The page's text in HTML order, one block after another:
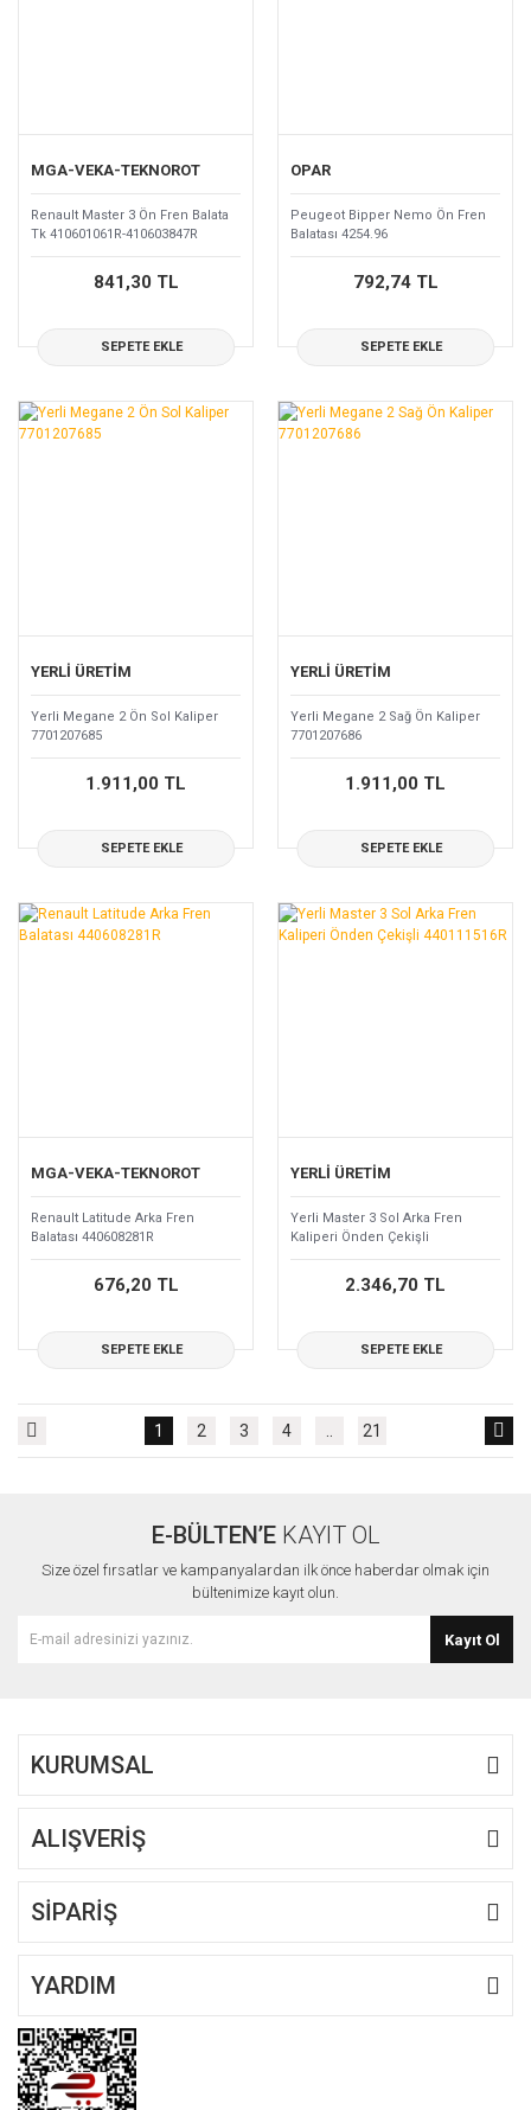
MGA-VEKA-TEKNOROT
Renault Master 3 Ön Fren Balata
Tk 410601061R-410603847R
841,30 TL
SEPETE EKLE
OPAR
Peugeot Bipper Nemo Ön Fren
Balatası 4254.96
792,74 TL
SEPETE EKLE
YERLİ ÜRETİM
Yerli Megane 2 Ön Sol Kaliper
7701207685
1.911,00 TL
SEPETE EKLE
YERLİ ÜRETİM
Yerli Megane 2 Sağ Ön Kaliper
7701207686
1.911,00 TL
SEPETE EKLE
MGA-VEKA-TEKNOROT
Renault Latitude Arka Fren
Balatası 440608281R
676,20 TL
SEPETE EKLE
YERLİ ÜRETİM
Yerli Master 3 Sol Arka Fren
Kaliperi Önden Çekişli
440111516R
2.346,70 TL
SEPETE EKLE
1 2 3 4 21
E-BÜLTEN’EKAYIT OL
Size özel fırsatlar ve kampanyalardan ilk önce haberdar olmak için
bültenimize kayıt olun.
Kayıt Ol
KURUMSAL
ALIŞVERİŞ
SİPARİŞ
YARDIM